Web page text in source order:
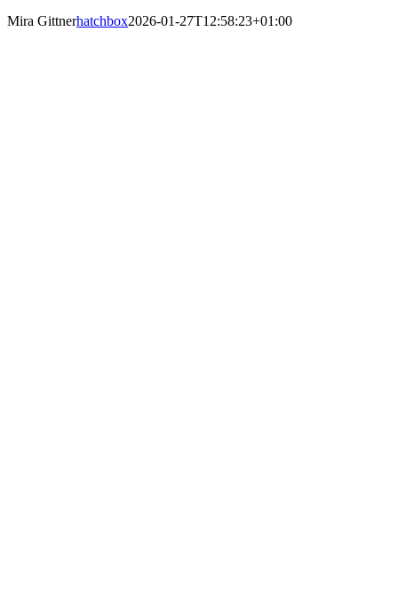
Mira Gittnerhatchbox2026-01-27T12:58:23+01:00